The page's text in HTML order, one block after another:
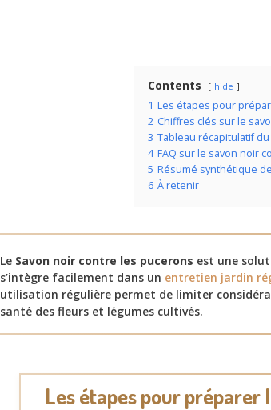
Contents hide
1 Les étapes pour
2 Chiffres clés sur le
3 Tableau récapitulatif
4 FAQ sur le savon noir
5 Résumé synthétique
6 À retenir
Le Savon noir contre les pucerons est une
s’intègre facilement dans un entretien jardin
utilisation régulière permet de limiter
santé des fleurs et légumes cultivés.
Les étapes pour